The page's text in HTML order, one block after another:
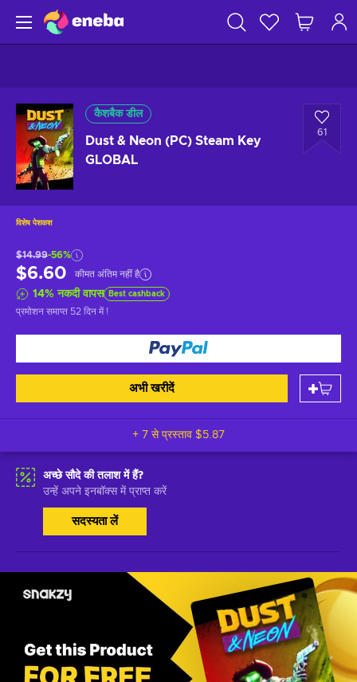
कैशबैक डील
Dust & Neon (PC) Steam Key
GLOBAL
61
विशेष पेशकश
$14.99-56%
$6.60 कीमत अंतिम नहीं है
14%नकदी वापस Best cashback
प्रमोशन समाप्त 52 दिन में!
अभी खरीदें
+ 7 से प्रस्ताव $5.87
अच्छे सौदे की तलाश में हैं?
उन्हें अपने इनबॉक्स में प्राप्त करें
सदस्यता लें